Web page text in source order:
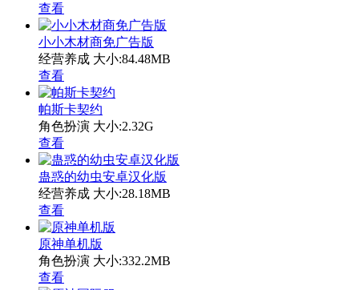
查看
小小木材商免广告版
经营养成 大小:84.48MB
查看
帕斯卡契约
角色扮演 大小:2.32G
查看
蛊惑的幼虫安卓汉化版
经营养成 大小:28.18MB
查看
原神单机版
角色扮演 大小:332.2MB
查看